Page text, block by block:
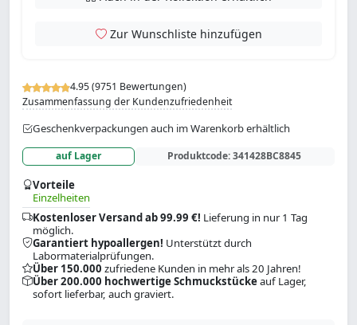
4.95 (9751 Bewertungen)
Zusammenfassung der Kundenzufriedenheit
Geschenkverpackungen auch im Warenkorb erhältlich
auf Lager Produktcode:341428BC8845
Vorteile
Einzelheiten
Kostenloser Versand ab 99.99 €! Lieferung in nur 1 Tag
möglich.
Garantiert hypoallergen! Unterstützt durch
Labormaterialprüfungen.
Über 150.000 zufriedene Kunden in mehr als 20 Jahren!
Über 200.000 hochwertige Schmuckstückeauf Lager,
sofort lieferbar, auch graviert.
Zur Wunschliste hinzufügen